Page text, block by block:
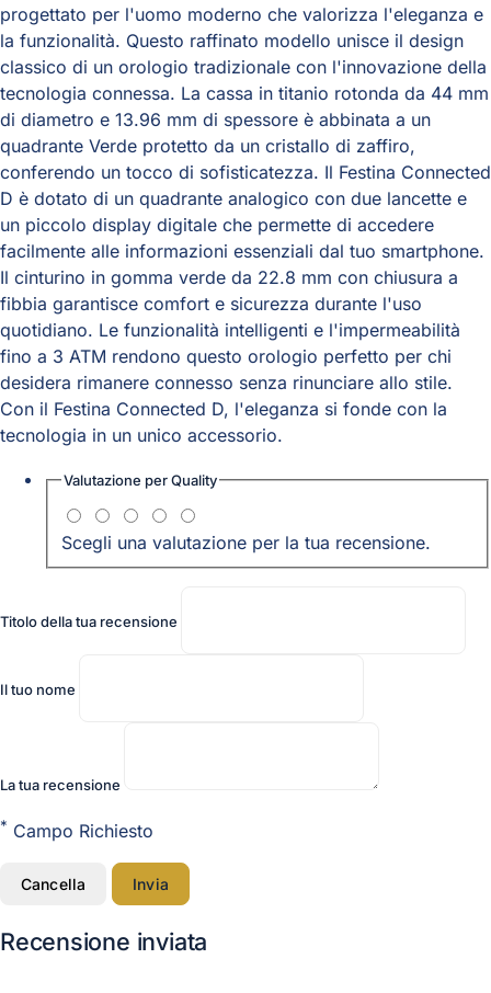
progettato per l'uomo moderno che valorizza l'eleganza e
la funzionalità. Questo raffinato modello unisce il design
classico di un orologio tradizionale con l'innovazione della
tecnologia connessa. La cassa in titanio rotonda da 44 mm
di diametro e 13.96 mm di spessore è abbinata a un
quadrante Verde protetto da un cristallo di zaffiro,
conferendo un tocco di sofisticatezza. Il Festina Connected
D è dotato di un quadrante analogico con due lancette e
un piccolo display digitale che permette di accedere
facilmente alle informazioni essenziali dal tuo smartphone.
Il cinturino in gomma verde da 22.8 mm con chiusura a
fibbia garantisce comfort e sicurezza durante l'uso
quotidiano. Le funzionalità intelligenti e l'impermeabilità
fino a 3 ATM rendono questo orologio perfetto per chi
desidera rimanere connesso senza rinunciare allo stile.
Con il Festina Connected D, l'eleganza si fonde con la
tecnologia in un unico accessorio.
Valutazione perQuality
Scegli una valutazione per la tua recensione.
Titolo della tua recensione
Il tuo nome
La tua recensione
* Campo Richiesto
Cancella Invia
Recensione inviata